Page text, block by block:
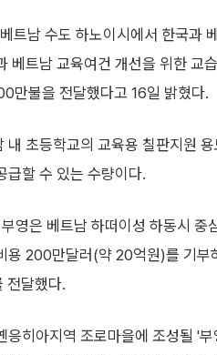
트남 수도 하노이시에서 한국과
베트남 교육여건 개선을 위한 교
만불을 전달했다고 16일 밝혔다.
내 초등학교의 교육용 칠판지원
급할 수 있는 수량이다.
영은 베트남 하떠이성 하동시 중
용 200만달러(약 20억원)를 기부
전달했다.
응히아지역 조로마을에 조성될 '